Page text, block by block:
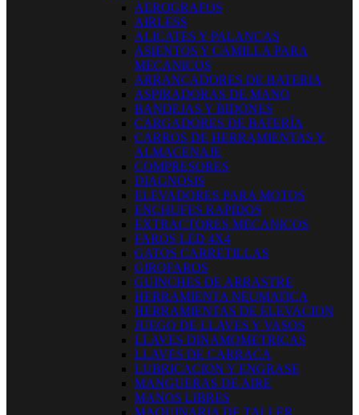
AEROGRAFOS
AIRLESS
ALICATES Y PALANCAS
ASIENTOS Y CAMILLA PARA
MECANICOS
ARRANCADORES DE BATERIA
ASPIRADORAS DE MANO
BANDEJAS Y BIDONES
CARGADORES DE BATERÍA
CARROS DE HERRAMIENTAS Y
ALMACENAJE
COMPRESORES
DIAGNOSIS
ELEVADORES PARA MOTOS
ENCHUFES RAPIDOS
EXTRACTORES MECANICOS
FAROS LED 4X4
GATOS CARRETILLAS
GIROFAROS
GUINCHES DE ARRASTRE
HERRAMIENTA NEUMATICA
HERRAMIENTAS DE ELEVACION
JUEGO DE LLAVES Y VASOS
LLAVES DINAMOMETRICAS
LLAVES DE CARRACA
LUBRICACION Y ENGRASE
MANGUERAS DE AIRE
MANOS LIBRES
MAQUINARIA DE TALLER